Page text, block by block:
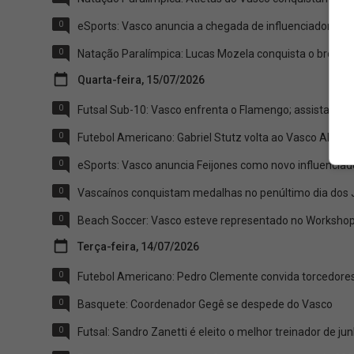
0 eSports: Vasco anuncia a chegada de influenciador
0 Natação Paralímpica: Lucas Mozela conquista o
Quarta-feira, 15/07/2026
0 Futsal Sub-10: Vasco enfrenta o Flamengo; assista
0 Futebol Americano: Gabriel Stutz volta ao Vasco
0 eSports: Vasco anuncia Feijones como novo
0 Vascaínos conquistam medalhas no penúltimo dia dos
0 Beach Soccer: Vasco esteve representado no
Terça-feira, 14/07/2026
0 Futebol Americano: Pedro Clemente convida
0 Basquete: Coordenador Gegê se despede do Vasco
0 Futsal: Sandro Zanetti é eleito o melhor treinador de